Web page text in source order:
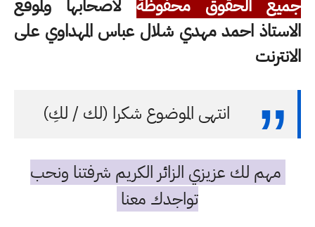
جميع الحقوق محفوظة لاصحابها ولموقع
الاستاذ احمد مهدي شلال عباس المهداوي على
الانترنت
انتهى الموضوع شكرا (لك / لكِ)
مهم لك عزيزي الزائر الكريم شرفتنا ونحب
تواجدك معنا